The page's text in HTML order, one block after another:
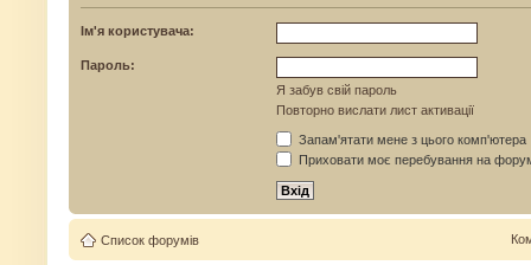
Ім'я користувача:
Пароль:
Я забув свій пароль
Повторно вислати лист активації
Запам'ятати мене з цього комп'ютера
Приховати моє перебування на
Список форумів